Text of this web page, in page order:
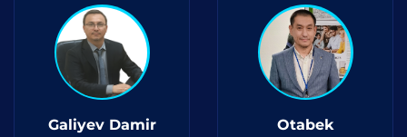
Galiyev Damir
Otabek